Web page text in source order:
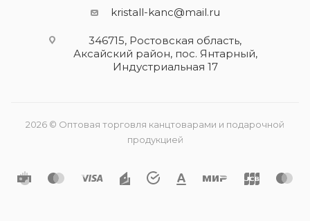
kristall-kanc@mail.ru
346715, Ростовская область​,
Аксайский район, пос. Янтарный,
Индустриальная 17
2026 © Оптовая торговля канцтоварами и подарочной
продукцией